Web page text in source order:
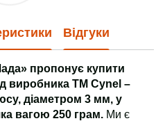
Відгуки
пропонує купити
виробника ТМ Cynel –
діаметром 3 мм, у
вагою 250 грам. Ми є